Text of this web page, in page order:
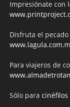
Impresiónate con
Disfruta el
Para viajeros de
Sólo para cinéfilos